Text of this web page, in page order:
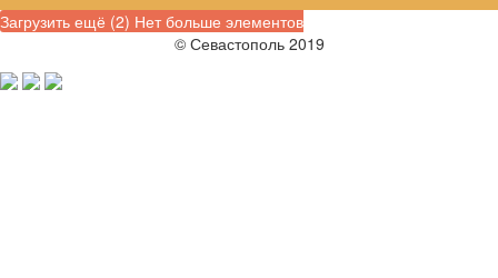
Загрузить ещё (2) Нет больше элементов
© Севастополь 2019